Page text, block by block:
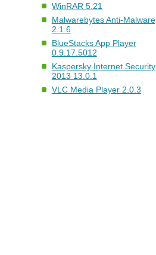
WinRAR 5.21
Malwarebytes Anti-Malware
2.1.6
BlueStacks App Player
0.9.17.5012
Kaspersky Internet Security
2013 13.0.1
VLC Media Player 2.0.3